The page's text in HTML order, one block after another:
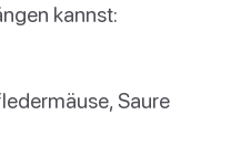
kannst:
Saure